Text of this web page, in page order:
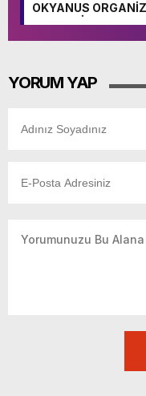
OKYANUS
VAZGEÇİLMEZ
YORUM YAP